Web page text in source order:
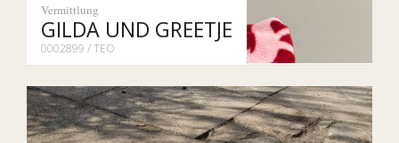
Vermittlung
GILDA UND GREETJE
0002899 / TEO